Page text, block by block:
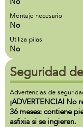
Montaje necesario
No
Utiliza pilas
No
Seguridad
Advertencias de
¡ADVERTENCIA! No
36 meses: contiene
asfixia si se ingieren.